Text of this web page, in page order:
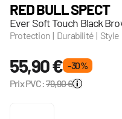
RED BULL SPECT
Ever Soft Touch Black
Protection | Durabilité | Style
55,90 € - 30 %
Prix PVC:79,90 €